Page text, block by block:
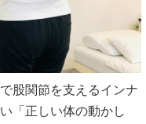
股関節を支えるインナ
「正しい体の動かし